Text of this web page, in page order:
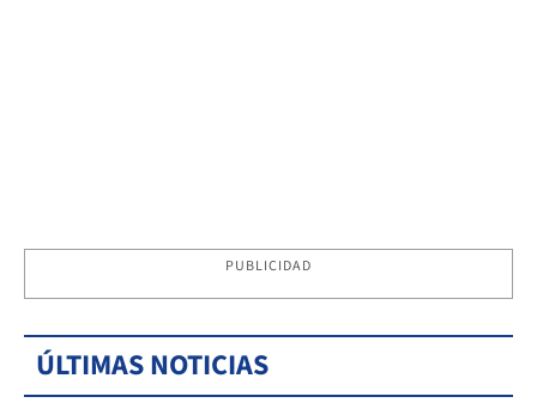
PUBLICIDAD
ÚLTIMAS NOTICIAS